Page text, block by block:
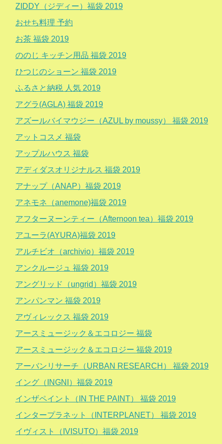
ZIDDY（ジディー）福袋 2019
おせち料理 予約
お茶 福袋 2019
ののじ キッチン用品 福袋 2019
ひつじのショーン 福袋 2019
ふるさと納税 人気 2019
アグラ(AGLA) 福袋 2019
アズールバイマウジー（AZUL by moussy） 福袋 2019
アットコスメ 福袋
アップルハウス 福袋
アディダスオリジナルス 福袋 2019
アナップ（ANAP）福袋 2019
アネモネ（anemone)福袋 2019
アフターヌーンティー（Afternoon tea）福袋 2019
アユーラ(AYURA)福袋 2019
アルチビオ（archivio）福袋 2019
アンクルージュ 福袋 2019
アングリッド（ungrid）福袋 2019
アンパンマン 福袋 2019
アヴィレックス 福袋 2019
アースミュージック＆エコロジー 福袋
アースミュージック＆エコロジー 福袋 2019
アーバンリサーチ（URBAN RESEARCH） 福袋 2019
イング（INGNI）福袋 2019
インザペイント（IN THE PAINT） 福袋 2019
インタープラネット（INTERPLANET） 福袋 2019
イヴィスト（IVISUTO）福袋 2019